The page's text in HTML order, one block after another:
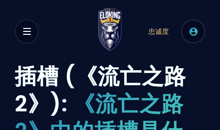
忠诚度
插槽 (《流亡之路
2》): 《流亡之路